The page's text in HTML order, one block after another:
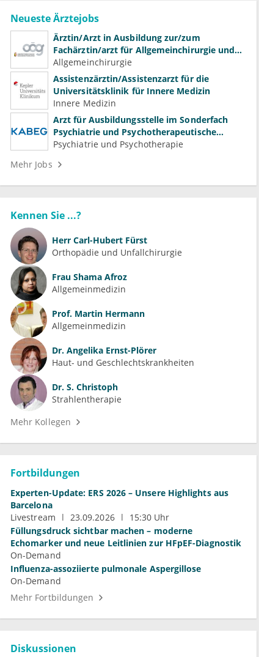
Neueste Ärztejobs
Ärztin/Arzt in Ausbildung zur/zum
Fachärztin/arzt für Allgemeinchirurgie und
Gefäßchirurgie
Allgemeinchirurgie
Assistenzärztin/Assistenzarzt für die
Universitätsklinik für Innere Medizin
Innere Medizin
Arzt für Ausbildungsstelle im Sonderfach
Psychiatrie und Psychotherapeutische
Medizin (m/w/d)
Psychiatrie und Psychotherapie
Mehr Jobs
Kennen Sie ...?
Herr Carl-Hubert Fürst
Orthopädie und Unfallchirurgie
Frau Shama Afroz
Allgemeinmedizin
Prof. Martin Hermann
Allgemeinmedizin
Dr. Angelika Ernst-Plörer
Haut- und Geschlechtskrankheiten
Dr. S. Christoph
Strahlentherapie
Mehr Kollegen
Fortbildungen
Experten-Update: ERS 2026 – Unsere Highlights aus
Barcelona
Livestream
23.09.2026
15:30 Uhr
Füllungsdruck sichtbar machen – moderne
Echomarker und neue Leitlinien zur HFpEF-Diagnostik
On-Demand
Influenza-assoziierte pulmonale Aspergillose
On-Demand
Mehr Fortbildungen
Diskussionen